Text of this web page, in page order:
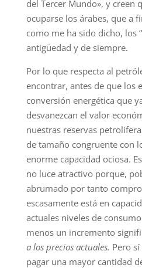
del Tercer Mundo», y creen
ocuparse los árabes, que a
como me ha sido dicho, los
antigüedad y de siempre.
Por lo que respecta al
encontrar, antes de que los
conversión energética que
desvanezcan el valor
nuestras reservas
de tamaño congruente con
enorme capacidad ociosa.
no luce atractivo porque,
abrumado por tanto
escasamente está en
actuales niveles de
menos un incremento
a los precios actuales. Pero
pagar una mayor cantidad